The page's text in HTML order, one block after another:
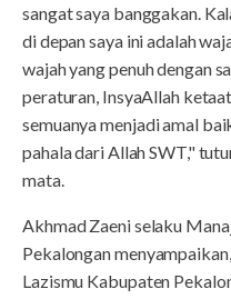
sangat saya banggakan.
di depan saya ini adalah
wajah yang penuh dengan
peraturan, InsyaAllah
semuanya menjadi amal
pahala dari Allah SWT,"
mata.
Akhmad Zaeni selaku
Pekalongan
Lazismu Kabupaten